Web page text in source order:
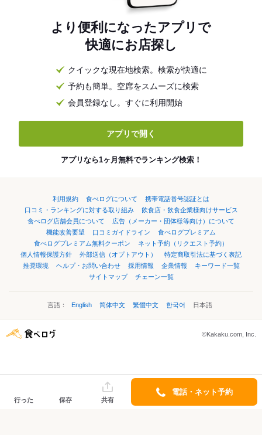
より便利になったアプリで
快適にお店探し
クイックな現在地検索。検索が快適に
予約も簡単。空席をスムーズに検索
会員登録なし。すぐに利用開始
アプリで開く
アプリなら1ヶ月無料でランキング検索！
利用規約 食べログについて
携帯電話番号認証とは
口コミ・ランキングに対する取り組み
飲食店・飲食企業様向けサービス
食べログ店舗会員について
広告（メーカー・団体様等向け）について
機能改善要望
口コミガイドライン
食べログプレミアム
食べログプレミアム無料クーポン
ネット予約（リクエスト予約）
個人情報保護方針
外部送信（オプトアウト）
特定商取引法に基づく表記
推奨環境
ヘルプ・お問い合わせ 採用情報 企業情報
キーワード一覧
サイトマップ
チェーン一覧
言語： English 简体中文 繁體中文 한국어 日本語
©Kakaku.com, Inc.
行った 保存 共有
電話・ネット予約